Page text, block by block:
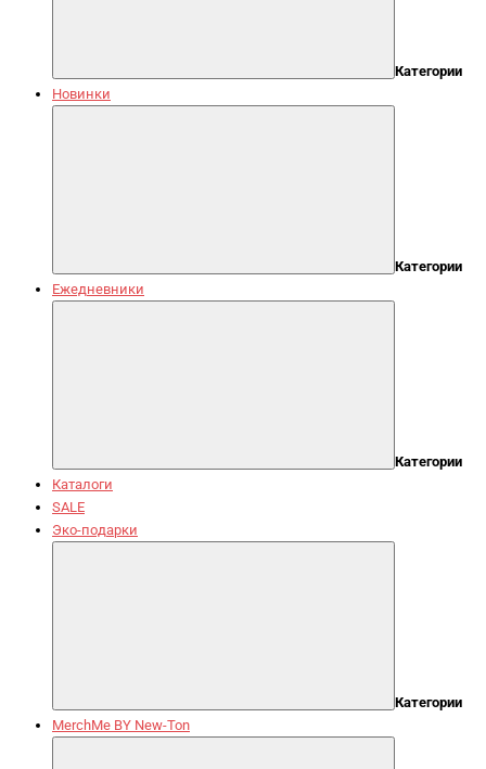
Категории
Новинки
Категории
Ежедневники
Категории
Каталоги
SALE
Эко-подарки
Категории
MerchMe BY New-Ton